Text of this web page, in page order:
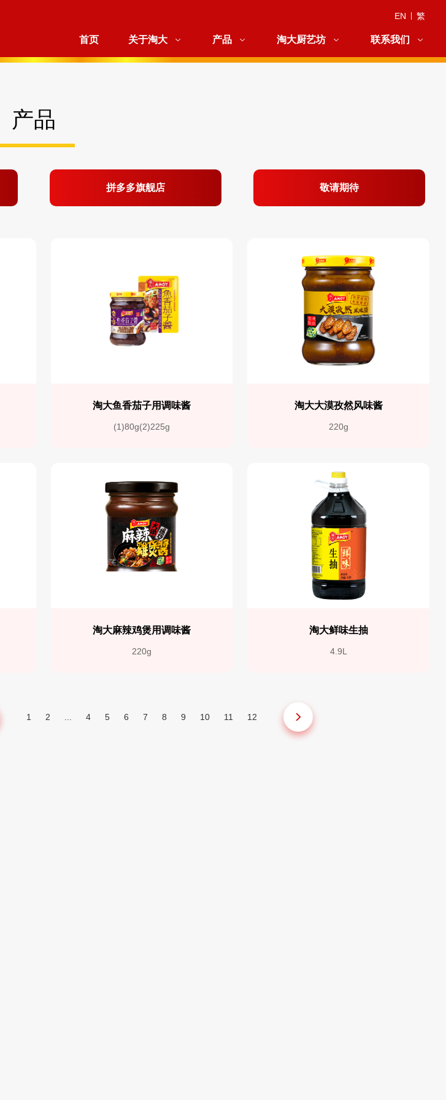
EN 繁
首页 关于淘大 产品 淘大厨艺坊 联系我们
产品
拼多多旗舰店 敬请期待
淘大鱼香茄子用调味酱
(1)80g(2)225g
淘大大漠孜然风味酱
220g
淘大麻辣鸡煲用调味酱
220g
淘大鲜味生抽
4.9L
1 2 ... 4 5 6 7 8 9 10 11 12